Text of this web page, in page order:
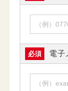
必須 電子